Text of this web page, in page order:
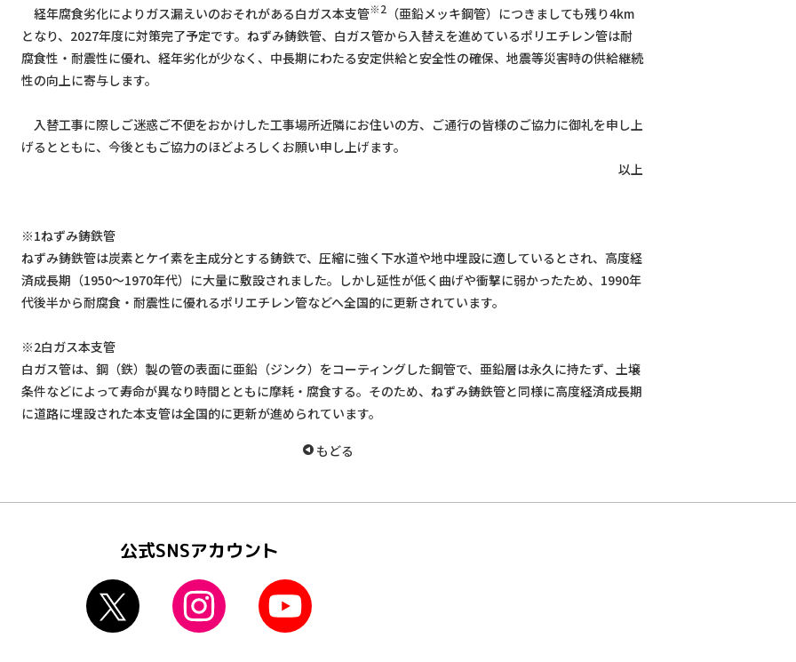
経年腐食劣化によりガス漏えいのおそれがある白ガス本支管※2 （亜鉛メッキ鋼管）につきましても残り4km
となり、2027年度に対策完了予定です。ねずみ鋳鉄管、白ガス管から入替えを進めているポリエチレン管は耐
腐食性・耐震性に優れ、経年劣化が少なく、中長期にわたる安定供給と安全性の確保、地震等災害時の供給継続
性の向上に寄与します。
入替工事に際しご迷惑ご不便をおかけした工事場所近隣にお住いの方、ご通行の皆様のご協力に御礼を申し上
げるとともに、今後ともご協力のほどよろしくお願い申し上げます。
以上
※1ねずみ鋳鉄管
ねずみ鋳鉄管は炭素とケイ素を主成分とする鋳鉄で、圧縮に強く下水道や地中埋設に適しているとされ、高度経
済成長期（1950〜1970年代）に大量に敷設されました。しかし延性が低く曲げや衝撃に弱かったため、1990年
代後半から耐腐食・耐震性に優れるポリエチレン管などへ全国的に更新されています。
※2白ガス本支管
白ガス管は、鋼（鉄）製の管の表面に亜鉛（ジンク）をコーティングした鋼管で、亜鉛層は永久に持たず、土壌
条件などによって寿命が異なり時間とともに摩耗・腐食する。そのため、ねずみ鋳鉄管と同様に高度経済成長期
に道路に埋設された本支管は全国的に更新が進められています。
もどる
公式SNSアカウント